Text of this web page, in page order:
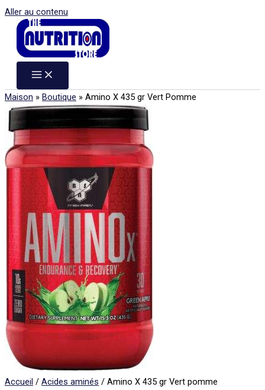
Aller au contenu
Maison » Boutique » Amino X 435 gr Vert Pomme
Accueil / Acides aminés / Amino X 435 gr Vert pomme